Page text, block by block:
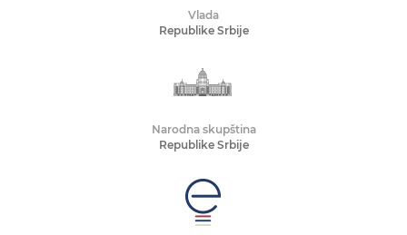
Vlada
Republike Srbije
Narodna skupština
Republike Srbije